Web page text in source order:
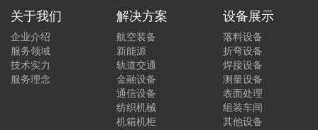
关于我们
企业介绍
服务领域
技术实力
服务理念
解决方案
航空装备
新能源
轨道交通
金融设备
通信设备
纺织机械
机箱机柜
设备展示
落料设备
折弯设备
焊接设备
测量设备
表面处理
组装车间
其他设备